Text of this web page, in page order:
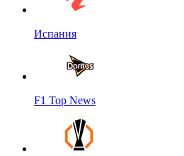
Испания
F1 Top News